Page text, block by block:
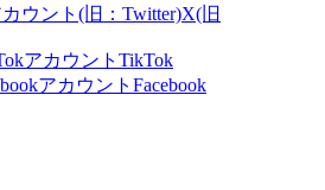
X(旧
TikTok
Facebook